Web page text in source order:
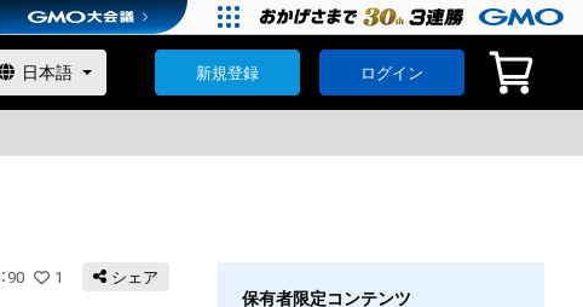
新規登録 ログイン
： 90 1 シェア
保有者限定コンテンツ